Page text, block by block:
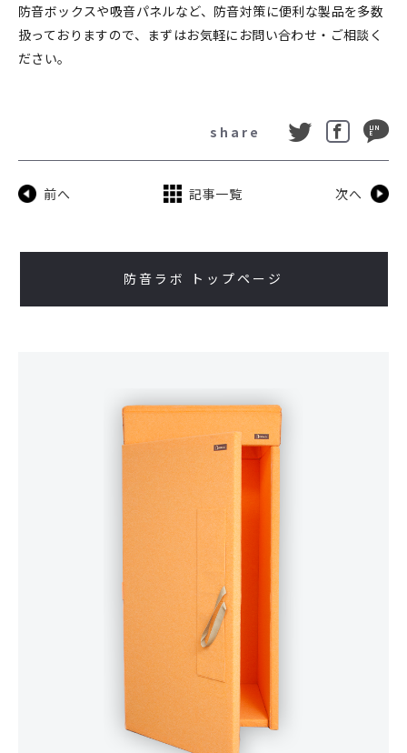
防音ボックスや吸音パネルなど、防音対策に便利な製品を多数
扱っておりますので、まずはお気軽にお問い合わせ・ご相談く
ださい。
share
前へ 記事一覧 次へ
防音ラボ トップページ